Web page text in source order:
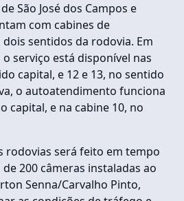
São José dos Campos e
com cabines de
sentidos da rodovia. Em
o serviço está disponível nas
capital, e 12 e 13, no sentido
o autoatendimento funciona
capital, e na cabine 10, no
rodovias será feito em tempo
200 câmeras instaladas ao
Senna/Carvalho Pinto,